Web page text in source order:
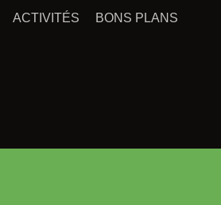
ACTIVITÉS BONS PLANS